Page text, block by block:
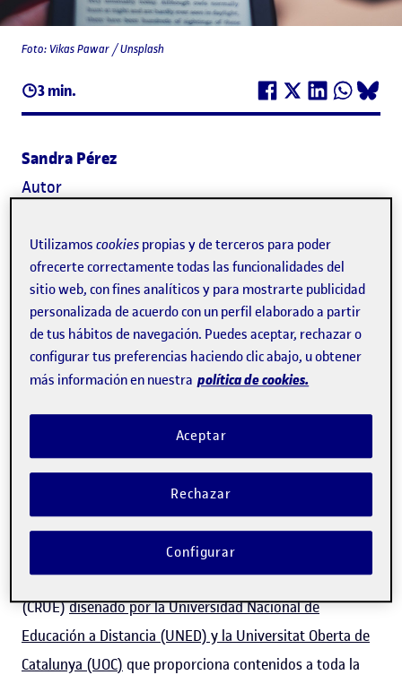
3 min.
Foto: Vikas Pawar / Unsplash
Sandra Pérez
Autor
Las medidas de prevención de la COVID-19 han generado
un goteo de actividades culturales y educativas gratuitas
para amenizar los días de confinamiento: desde
recorridos virtuales por museos hasta festivales de
música en línea.LaEditorial UOCse suma a este
intercambio de conocimiento abriendo al público, por
primera vez, unacolección de libros electrónicossobre
ciencias sociales que incluye 79 títulos.
Los títulos publicados también forman parte del
proyecto«Conectad@s: la universidad en casa», un
portal web del Ministerio de Universidades y la
Conferencia de Rectores de las Universidades Españolas
(CRUE)diseñado por la Universidad Nacional de
Educación a Distancia (UNED) y la Universitat Oberta de
Catalunya (UOC) que proporciona contenidos a toda la
Utilizamoscookies propias y de terceros para poder
ofrecerte correctamente todas las funcionalidades del
sitio web, con fines analíticos y para mostrarte publicidad
personalizada de acuerdo con un perfil elaborado a partir
de tus hábitos de navegación. Puedes aceptar, rechazar o
configurar tus preferencias haciendo clic abajo, u obtener
más información en nuestra política de cookies.
Rechazar
Aceptar
Configurar